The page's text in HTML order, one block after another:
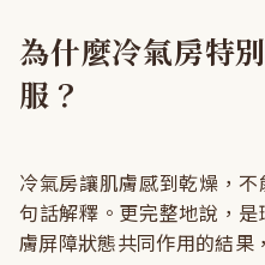
為什麼冷氣房特
服？
冷氣房讓肌膚感到乾燥，
句話解釋。更完整地說，
膚屏障狀態共同作用的結果